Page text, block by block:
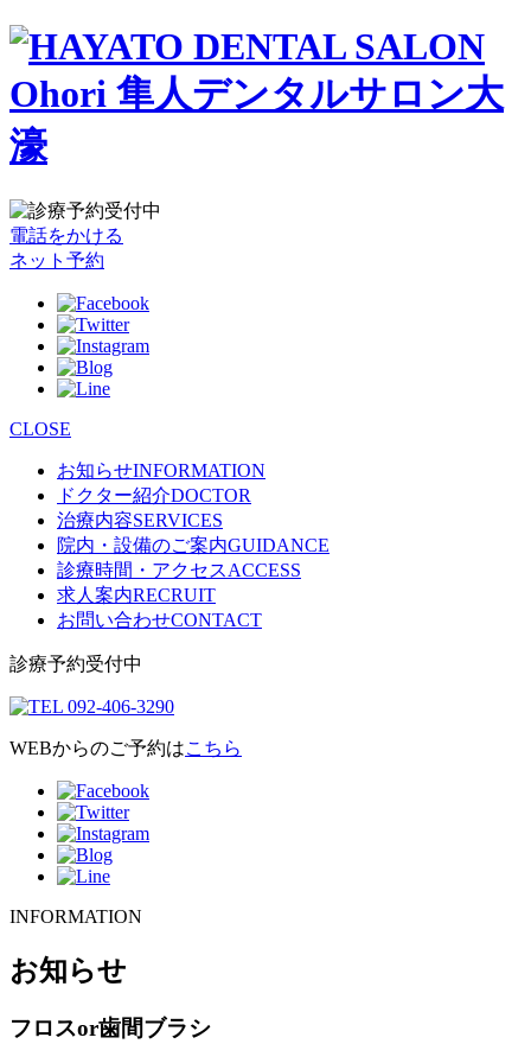
電話をかける
ネット予約
CLOSE
お知らせINFORMATION
ドクター紹介DOCTOR
治療内容SERVICES
院内・設備のご案内GUIDANCE
診療時間・アクセスACCESS
求人案内RECRUIT
お問い合わせCONTACT
診療予約受付中
WEBからのご予約はこちら
INFORMATION
お知らせ
フロスor歯間ブラシ